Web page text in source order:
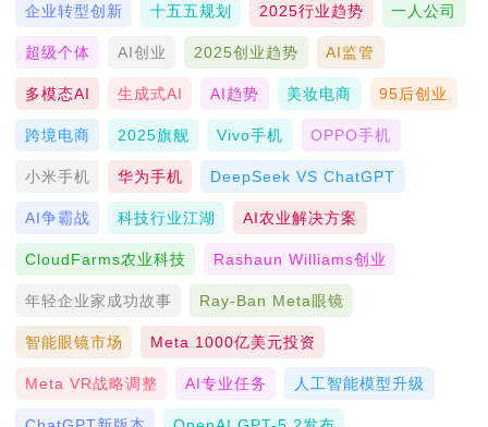
企业转型创新 十五五规划 2025行业趋势 一人公司
超级个体 AI创业 2025创业趋势 AI监管
多模态AI 生成式AI AI趋势 美妆电商 95后创业
跨境电商 2025旗舰 Vivo手机 OPPO手机
小米手机 华为手机 DeepSeek VS ChatGPT
AI争霸战 科技行业江湖 AI农业解决方案
CloudFarms农业科技 Rashaun Williams创业
年轻企业家成功故事 Ray-Ban Meta眼镜
智能眼镜市场 Meta 1000亿美元投资
Meta VR战略调整 AI专业任务 人工智能模型升级